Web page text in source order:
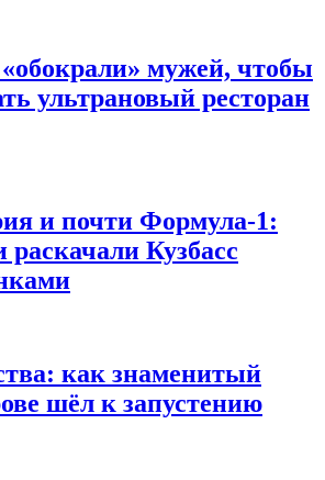
мужей, чтобы
ультрановый ресторан
и почти Формула-1:
Кузбасс
как знаменитый
шёл к запустению